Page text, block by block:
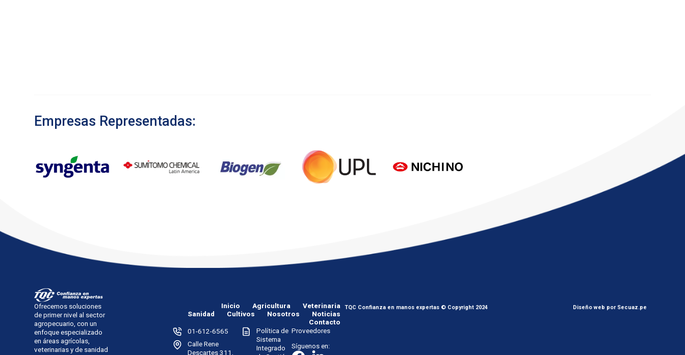
Empresas Representadas:
Ofrecemos soluciones
de primer nivel al sector
agropecuario, con un
enfoque especializado
en áreas agrícolas,
veterinarias y de sanidad
Inicio Agricultura
Veterinaria
Sanidad
Cultivos Nosotros
Noticias
Contacto
01-612-6565
Calle Rene
Descartes 311,
Política de
Sistema
Integrado
Proveedores
Síguenos en:
TQC Confianza en manos expertas © Copyright 2024 Diseño web por Secuaz.pe